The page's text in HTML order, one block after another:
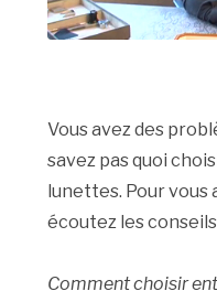
Vous avez des
savez pas quoi
lunettes. Pour vous
écoutez les
Comment choisir